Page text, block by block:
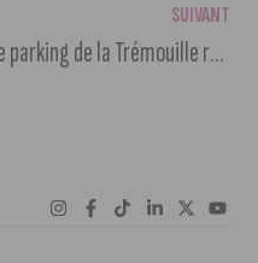
SUIVANT
Le parking de la Trémouille reste ouvert jusqu’à la fin de l’année